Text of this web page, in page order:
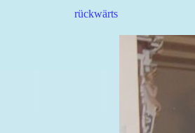
rückwärts